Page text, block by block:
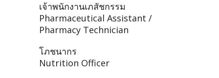
เจ้าพนักงานเภสัชกรรม
Pharmaceutical Assistant /
Pharmacy Technician
โภชนากร
Nutrition Officer